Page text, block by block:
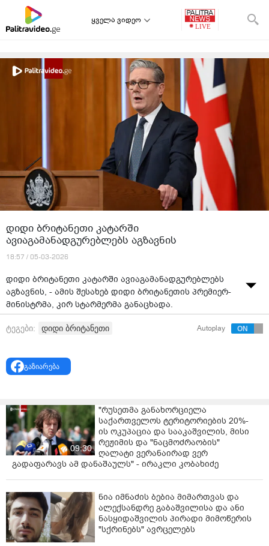
ყველა ვიდეო
დიდი ბრიტანეთი კატარში
ავიაგამანადგურებლებს აგზავნის
18:57 / 05-03-2026
დიდი ბრიტანეთი კატარში ავიაგამანადგურებლებს
აგზავნის, - ამის შესახებ დიდი ბრიტანეთის პრემიერ-
მინისტრმა, კირ სტარმერმა განაცხადა.
კირ სტარმერის ცნობით, დიდი ბრიტანეთის მთავრობა
„მიზანი კატარსა და რეგიონში თავდაცვითი
პრემიერმა.
სტარმერის ცნობით, დიდმა ბრიტანეთმა
ავიაგამადგურებლები ახლო აღმოსავლეთში ჯერ
კიდევ იანვარსა და თებერვალში განალაგა.
ტეგები: დიდი ბრიტანეთი Autoplay
გაზიარება
09:30
"რუსეთმა განახორციელა
საქართველოს ტერიტორიების 20%-
ის ოკუპაცია და სააკაშვილის, მისი
რეჟიმის და "ნაცმოძრაობის"
ღალატი ვერანაირად ვერ
გადაფარავს ამ დანაშაულს" - ირაკლი კობახიძე
ნია იმნაძის ბებია მიმართვას და
ალექსანდრე გაბაშვილისა და ანი
ნასყიდაშვილის პირადი მიმოწერის
"სქრინებს" ავრცელებს